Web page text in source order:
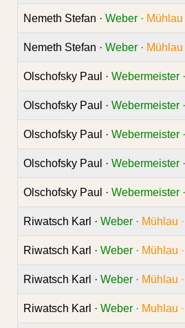
Nemeth Stefan · Weber · Mühlau
Nemeth Stefan · Weber · Mühlau
Olschofsky Paul · Webermeister ·
Olschofsky Paul · Webermeister ·
Olschofsky Paul · Webermeister ·
Olschofsky Paul · Webermeister ·
Olschofsky Paul · Webermeister ·
Riwatsch Karl · Weber · Mühlau ·
Riwatsch Karl · Weber · Mühlau ·
Riwatsch Karl · Weber · Mühlau ·
Riwatsch Karl · Weber · Muhlau ·